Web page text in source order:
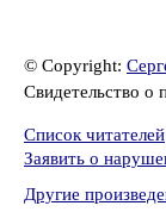
© Copyright:
Свидетельство
Список читателей
Заявить о
Другие